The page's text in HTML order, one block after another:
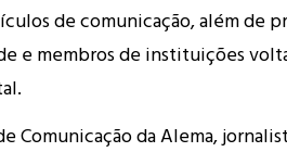
de comunicação, além de
e membros de instituições
Comunicação da Alema,